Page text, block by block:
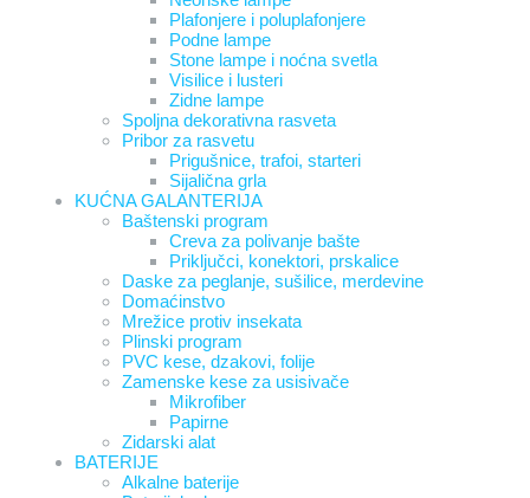
Plafonjere i poluplafonjere
Podne lampe
Stone lampe i noćna svetla
Visilice i lusteri
Zidne lampe
Spoljna dekorativna rasveta
Pribor za rasvetu
Prigušnice, trafoi, starteri
Sijalična grla
KUĆNA GALANTERIJA
Baštenski program
Creva za polivanje bašte
Priključci, konektori, prskalice
Daske za peglanje, sušilice, merdevine
Domaćinstvo
Mrežice protiv insekata
Plinski program
PVC kese, dzakovi, folije
Zamenske kese za usisivače
Mikrofiber
Papirne
Zidarski alat
BATERIJE
Alkalne baterije